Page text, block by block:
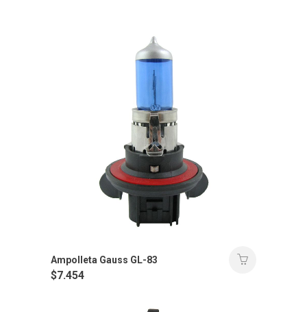
Ampolleta Gauss GL-83
$7.454